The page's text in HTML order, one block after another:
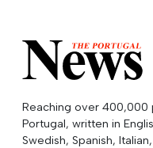
Reaching over
Portugal, written in
Swedish, Spanish,